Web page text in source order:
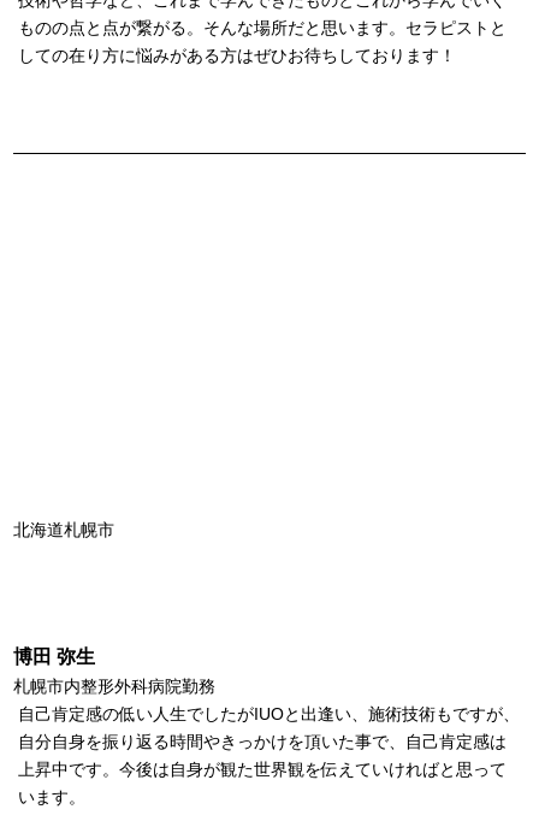
ものの点と点が繋がる。そんな場所だと思います。セラピストと
しての在り方に悩みがある方はぜひお待ちしております！
博田 弥生
札幌市内整形外科病院勤務
自己肯定感の低い人生でしたがIUOと出逢い、施術技術もですが、
自分自身を振り返る時間やきっかけを頂いた事で、自己肯定感は
上昇中です。今後は自身が観た世界観を伝えていければと思って
います。
北海道札幌市